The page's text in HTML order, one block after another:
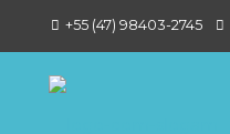
+55 (47) 98403-2745